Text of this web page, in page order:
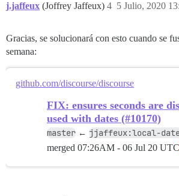
j.jaffeux (Joffrey Jaffeux) 5 Julio, 2020
4
Gracias, se solucionará con esto cuando se
semana:
github.com/discourse/discourse
FIX: ensures seconds are
used with dates (#10170)
master ← jjaffeux:local-
merged 07:26AM - 06 Jul 20 UTC